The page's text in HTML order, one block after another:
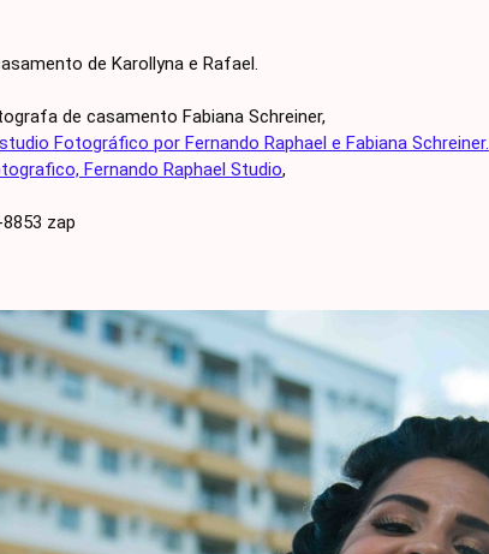
de Karollyna e Rafael.
de casamento Fabiana Schreiner,
Fotográfico por Fernando Raphael e Fabiana Schreiner.
Fernando Raphael Studio,
zap